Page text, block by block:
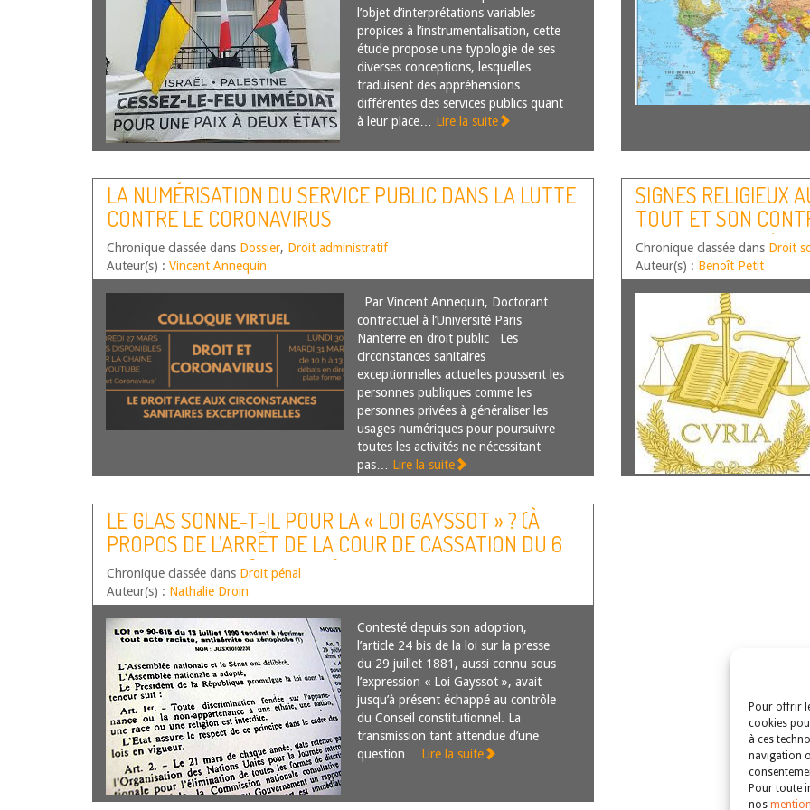
Pour offrir
cookies
à ces
navigation
Pour toute
nos
l’objet d’interprétations variables
propices à l’instrumentalisation, cette
étude propose une typologie de ses
diverses conceptions, lesquelles
traduisent des appréhensions
différentes des services publics quant
à leur place… Lire la suite
LA NUMÉRISATION DU SERVICE PUBLIC DANS LA LUTTE
CONTRE LE CORONAVIRUS
Chronique classée dans Dossier, Droit administratif
Auteur(s) : Vincent Annequin
Par Vincent Annequin, Doctorant
contractuel à l’Université Paris
Nanterre en droit public Les
circonstances sanitaires
exceptionnelles actuelles poussent les
personnes publiques comme les
personnes privées à généraliser les
usages numériques pour poursuivre
toutes les activités ne nécessitant
pas… Lire la suite
SIGNES RELIGIEUX
TOUT ET SON
2017, AFF. C-188/15,
Chronique classée dans Droit
Auteur(s) : Benoît Petit
LE GLAS SONNE-T-IL POUR LA « LOI GAYSSOT » ? (À
PROPOS DE L’ARRÊT DE LA COUR DE CASSATION DU 6
OCTOBRE 2015 N°15-84335)
Chronique classée dans Droit pénal
Auteur(s) : Nathalie Droin
Contesté depuis son adoption,
l’article 24 bis de la loi sur la presse
du 29 juillet 1881, aussi connu sous
l’expression « Loi Gayssot », avait
jusqu’à présent échappé au contrôle
du Conseil constitutionnel. La
transmission tant attendue d’une
question… Lire la suite